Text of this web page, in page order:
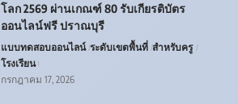
โลก 2569 ผ่านเกณฑ์ 80 รับเกียรติบัตร
ออนไลน์ฟรี ปราณบุรี
แบบทดสอบออนไลน์ ระดับเขตพื้นที่ สำหรับครู
โรงเรียน
กรกฎาคม 17, 2026